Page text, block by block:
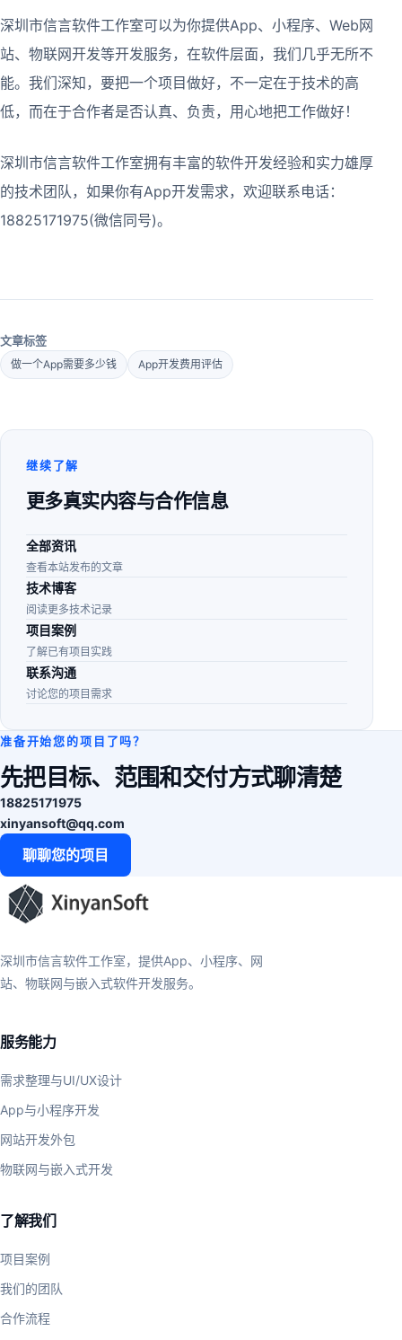
深圳市信言软件工作室可以为你提供App、小程序、Web网
站、物联网开发等开发服务，在软件层面，我们几乎无所不
能。我们深知，要把一个项目做好，不一定在于技术的高
低，而在于合作者是否认真、负责，用心地把工作做好！
深圳市信言软件工作室拥有丰富的软件开发经验和实力雄厚
的技术团队，如果你有App开发需求，欢迎联系电话：
18825171975(微信同号)。
文章标签
做一个App需要多少钱 App开发费用评估
继续了解
更多真实内容与合作信息
全部资讯
查看本站发布的文章
技术博客
阅读更多技术记录
项目案例
了解已有项目实践
联系沟通
讨论您的项目需求
准备开始您的项目了吗？
先把目标、范围和交付方式聊清楚
18825171975
xinyansoft@qq.com
聊聊您的项目
深圳市信言软件工作室，提供App、小程序、网
站、物联网与嵌入式软件开发服务。
服务能力
需求整理与UI/UX设计
App与小程序开发
网站开发外包
物联网与嵌入式开发
了解我们
项目案例
我们的团队
合作流程